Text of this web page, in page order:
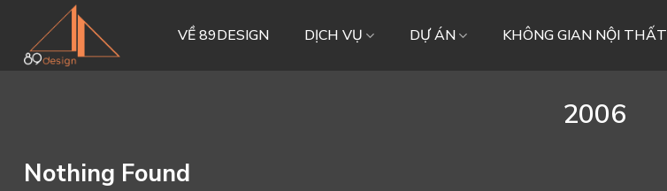
content
VỀ 89DESIGN DỊCH VỤ DỰ ÁN KHÔNG GIAN NỘI THẤT
2006
Nothing Found